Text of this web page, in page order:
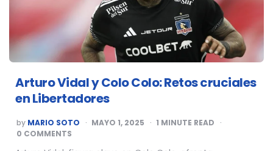
Arturo Vidal y Colo Colo: Retos cruciales
en Libertadores
POSTED
BY
by MARIO SOTO MAYO 1, 2025 1 MINUTE READ
0 COMMENTS